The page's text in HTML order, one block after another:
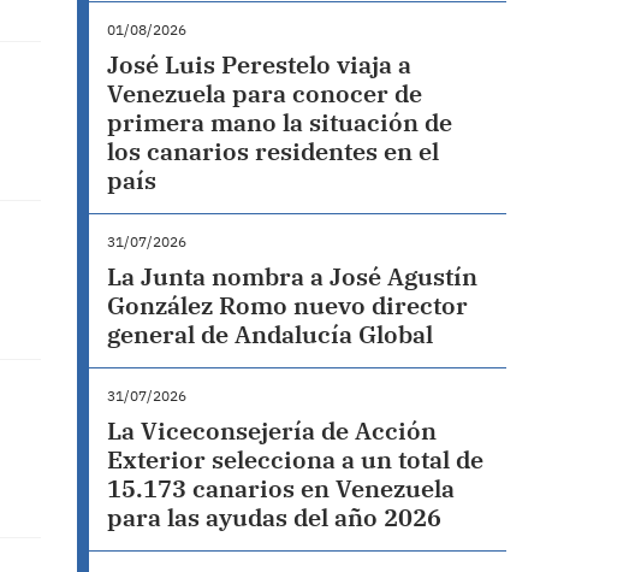
01/08/2026
José Luis Perestelo viaja a
Venezuela para conocer de
primera mano la situación de
los canarios residentes en el
país
31/07/2026
La Junta nombra a José Agustín
González Romo nuevo director
general de Andalucía Global
31/07/2026
La Viceconsejería de Acción
Exterior selecciona a un total de
15.173 canarios en Venezuela
para las ayudas del año 2026